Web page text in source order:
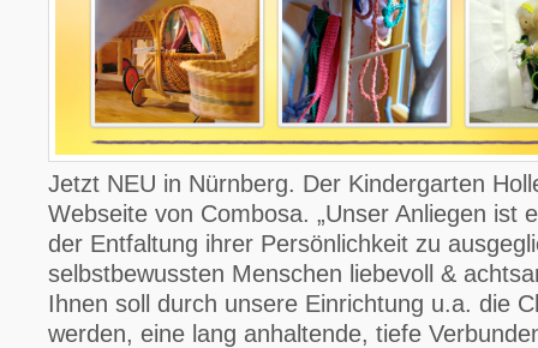
Jetzt NEU in Nürnberg. Der Kindergarten
Webseite von Combosa. „Unser Anliegen ist
der Entfaltung ihrer Persönlichkeit zu
selbstbewussten Menschen liebevoll &
Ihnen soll durch unsere Einrichtung u.a. die
werden, eine lang anhaltende, tiefe